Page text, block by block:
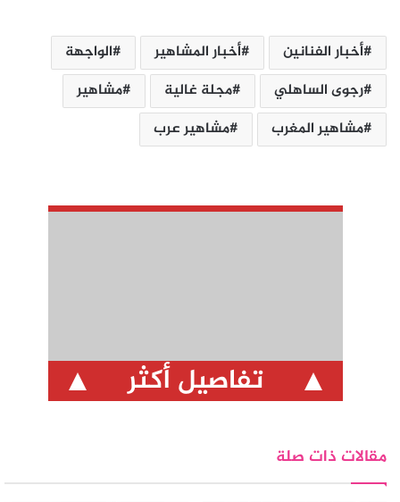
أخبار الفنانين أخبار المشاهير
الواجهة
رجوى الساهلي
مجلة غالية
مشاهير
مشاهير المغرب
مشاهير عرب
تفاصيل أكثر
مقالات ذات صلة